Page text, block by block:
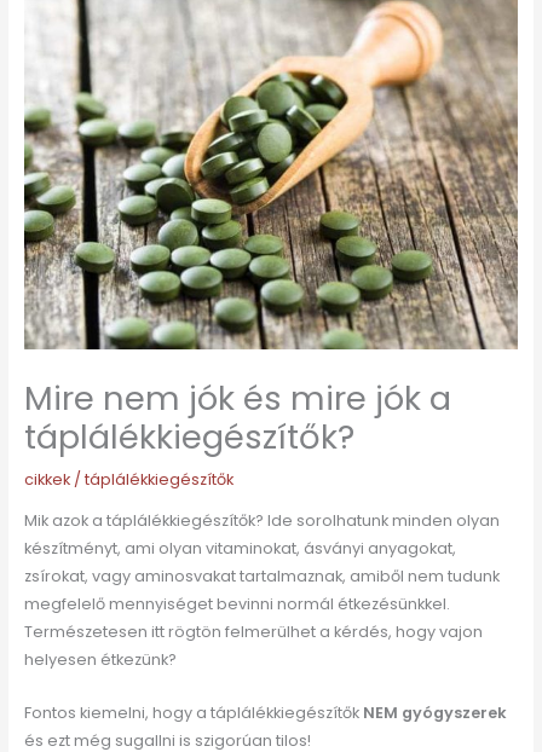
Mire nem jók és mire jók a
táplálékkiegészítők?
cikkek/ táplálékkiegészítők
Mik azok a táplálékkiegészítők? Ide sorolhatunk minden olyan
készítményt, ami olyan vitaminokat, ásványi anyagokat,
zsírokat, vagy aminosvakat tartalmaznak, amiből nem tudunk
megfelelő mennyiséget bevinni normál étkezésünkkel.
Természetesen itt rögtön felmerülhet a kérdés, hogy vajon
helyesen étkezünk?
Fontos kiemelni, hogy a táplálékkiegészítők NEM gyógyszerek
és ezt még sugallni is szigorúan tilos!